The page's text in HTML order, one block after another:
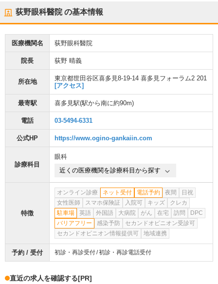
荻野眼科醫院の基本情報
医療機関名 荻野眼科醫院
院長 荻野 晴義
所在地
東京都世田谷区喜多見8-19-14 喜多見フォーラム2 201
[アクセス]
最寄駅 喜多見駅(駅から南に約90m)
電話 03-5494-6331
公式HP https://www.ogino-gankaiin.com
診療科目
眼科
近くの医療機関を診療科目から探す
特徴
オンライン診療 ネット受付 電話予約 夜間
日祝
女性医師
スマホ保険証 入院可 キッズ
クレカ
駐車場
英語 外国語 大病院 がん 在宅 訪問
DPC
バリアフリー
感染予防
セカンドオピニオン受診可
セカンドオピニオン情報提供可
地域連携
予約 / 受付 初診・再診受付 初診・再診電話受付
直近の求人を確認する[PR]